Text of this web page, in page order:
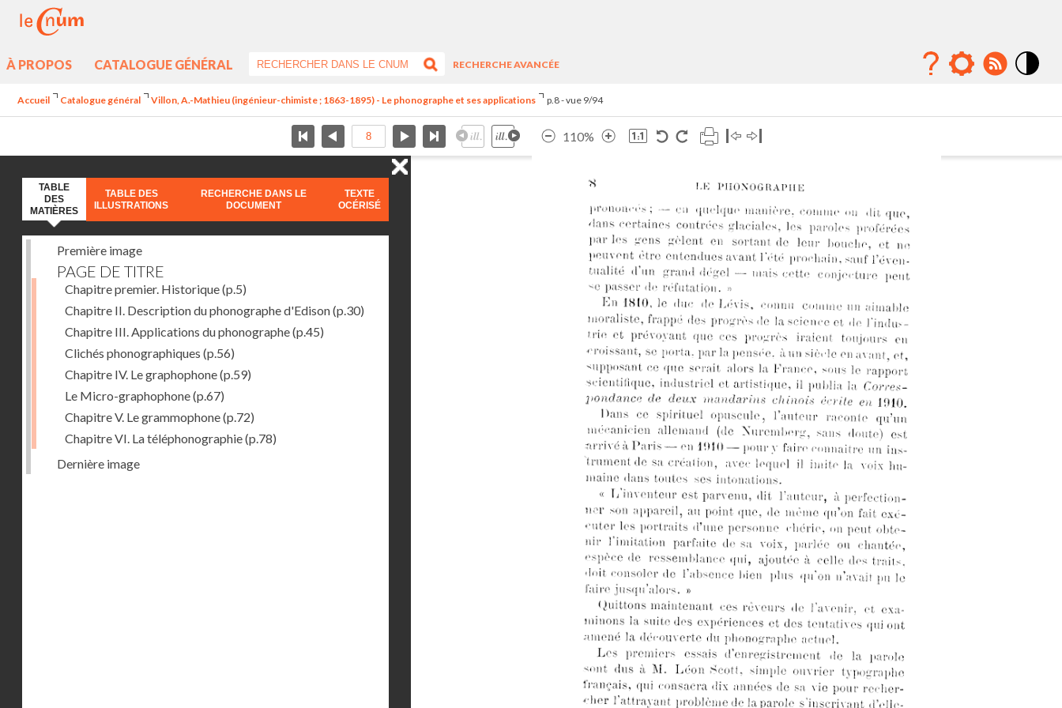
À PROPOS CATALOGUE GÉNÉRAL
RECHERCHE AVANCÉE
Accueil Catalogue général Villon, A.-Mathieu (ingénieur-chimiste ; 1863-1895) - Le phonographe et ses applications p.8 - vue 9/94
110%
TABLE
DES
MATIÈRES
TABLE DES
ILLUSTRATIONS
RECHERCHE DANS LE
DOCUMENT
TEXTE
OCÉRISÉ
Première image
PAGE DE TITRE
Chapitre premier. Historique(p.5)
Chapitre II. Description du phonographe d'Edison(p.30)
Chapitre III. Applications du phonographe(p.45)
Clichés phonographiques (p.56)
Chapitre IV. Le graphophone(p.59)
Le Micro-graphophone(p.67)
Chapitre V. Le grammophone(p.72)
Chapitre VI. La téléphonographie(p.78)
Dernière image